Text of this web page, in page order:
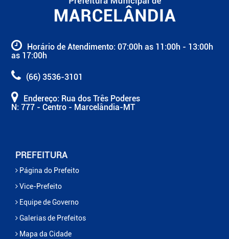
Horário de Atendimento: 07:00h as 11:00h - 13:00h
as 17:00h
(66) 3536-3101
Endereço: Rua dos Três Poderes
N: 777 - Centro - Marcelândia-MT
PREFEITURA
Página do Prefeito
Vice-Prefeito
Equipe de Governo
Galerias de Prefeitos
Mapa da Cidade